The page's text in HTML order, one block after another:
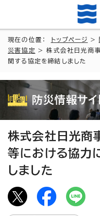
現在の位置： トップページ >
災害協定
> 株式会社日光商
関する協定を締結しました
防災情報サイ
株式会社日光商
等における協力
しました